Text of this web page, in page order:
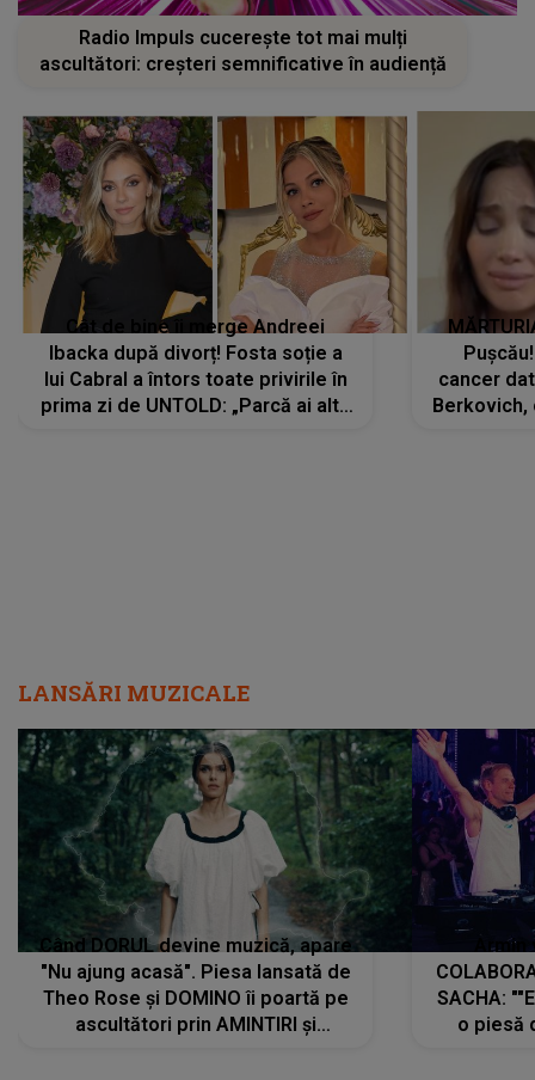
Radio Impuls cucerește tot mai mulți
ascultători: creșteri semnificative în audiență
Cât de bine îi merge Andreei
Ibacka după divorț! Fosta soție a
lui Cabral a întors toate privirile în
prima zi de UNTOLD: „Parcă ai altă
cancer
Berkovich,
LANSĂRI MUZICALE
Când DORUL devine muzică, apare
"Nu ajung acasă". Piesa lansată de
Theo Rose și DOMINO îi poartă pe
ascultători prin AMINTIRI și
SACHA:
o piesă